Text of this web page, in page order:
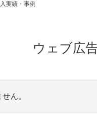
実績・事例
ウェブ広
ん。